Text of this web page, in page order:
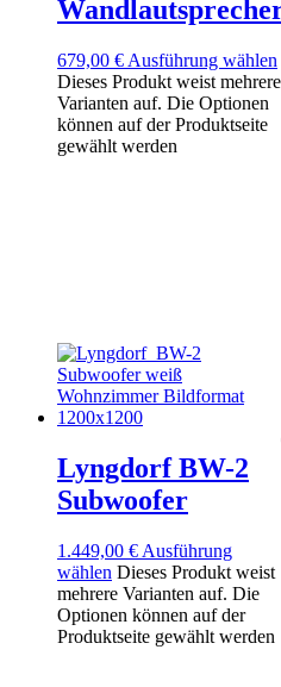
679,00 € Ausführung wählen
Dieses Produkt weist mehrere
Varianten auf. Die Optionen
können auf der Produktseite
gewählt werden
Lyngdorf BW-2
Subwoofer
1.449,00 € Ausführung
wählen Dieses Produkt weist
mehrere Varianten auf. Die
Optionen können auf der
Produktseite gewählt werden